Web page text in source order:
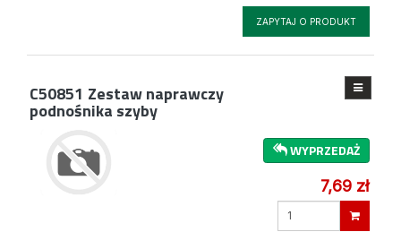
ZAPYTAJ O PRODUKT
C50851 Zestaw naprawczy
podnośnika szyby
WYPRZEDAŻ
7,69 zł
Wprowadź